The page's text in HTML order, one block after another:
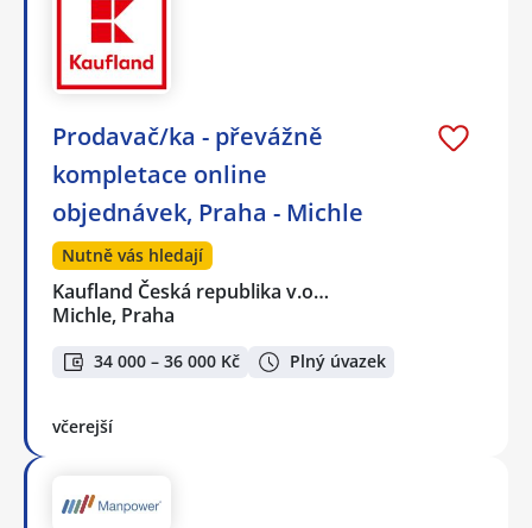
Prodavač/ka - převážně
kompletace online
objednávek, Praha - Michle
Nutně vás hledají
Kaufland Česká republika v.o…
Michle, Praha
34 000 – 36 000 Kč Plný úvazek
včerejší